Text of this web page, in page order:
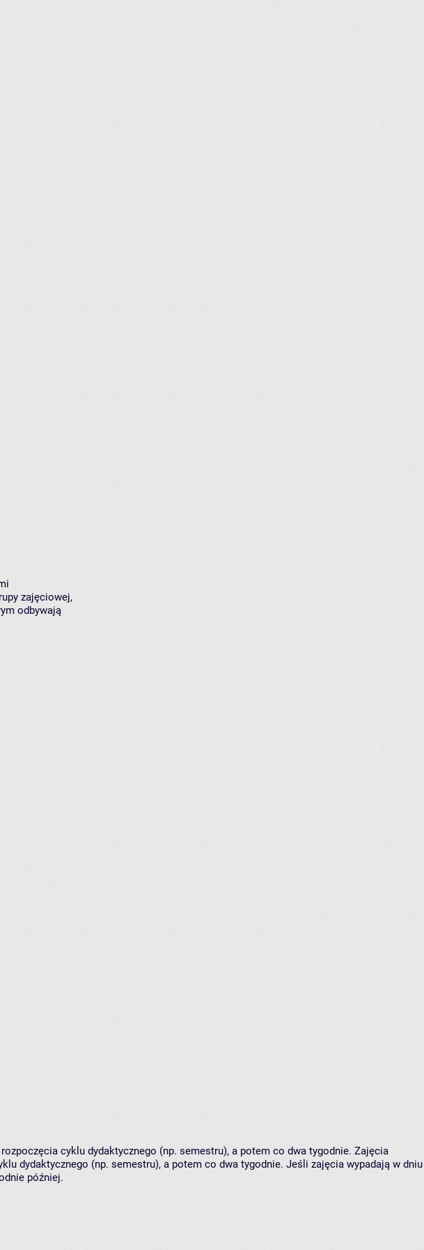
zajęciowej,
odbywają
cyklu dydaktycznego (np. semestru), a potem co dwa tygodnie. Zajęcia
dydaktycznego (np. semestru), a potem co dwa tygodnie. Jeśli zajęcia wypadają w dniu
później.